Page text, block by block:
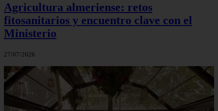
Agricultura almeriense: retos
fitosanitarios y encuentro clave con el
Ministerio
27/07/2026